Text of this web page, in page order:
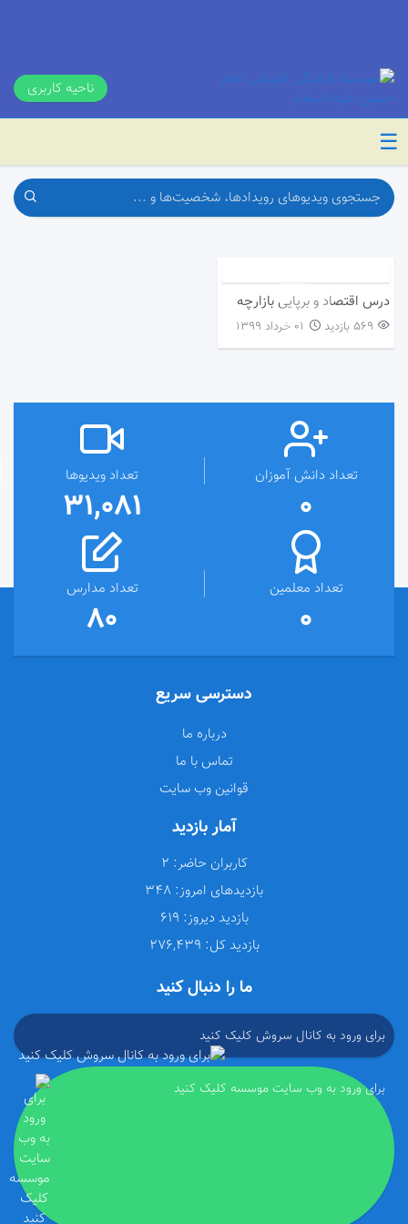
ناحیه کاربری
☰
درس اقتصاد و برپایی بازارچه
569 بازدید ۰۱ خرداد ۱۳۹۹
تعداد دانش آموزان
0
تعداد ویدیوها
31,081
تعداد معلمین
0
تعداد مدارس
80
دسترسی سریع
درباره ما
تماس با ما
قوانین وب سایت
آمار بازدید
کاربران حاضر:
بازدیدهای امروز:
بازدید دیروز:
بازدید کل:
ما را دنبال کنید
برای ورود به کانال سروش کلیک کنید
برای ورود به وب سایت موسسه کلیک کنید